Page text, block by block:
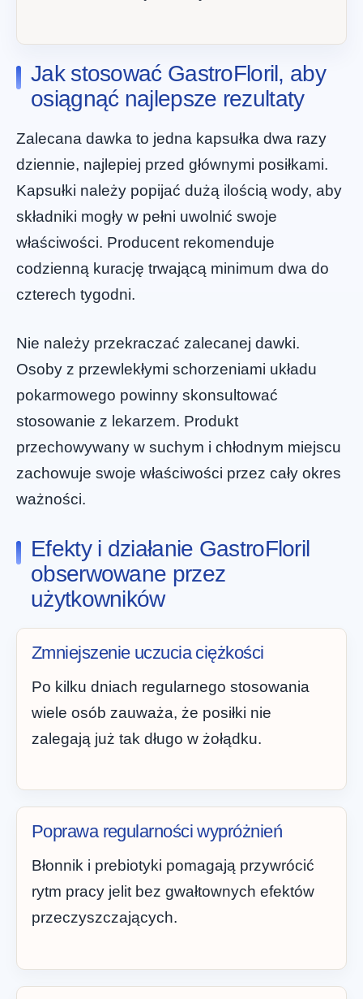
Jak stosować GastroFloril, aby
osiągnąć najlepsze rezultaty
Zalecana dawka to jedna kapsułka dwa razy
dziennie, najlepiej przed głównymi posiłkami.
Kapsułki należy popijać dużą ilością wody, aby
składniki mogły w pełni uwolnić swoje
właściwości. Producent rekomenduje
codzienną kurację trwającą minimum dwa do
czterech tygodni.
Nie należy przekraczać zalecanej dawki.
Osoby z przewlekłymi schorzeniami układu
pokarmowego powinny skonsultować
stosowanie z lekarzem. Produkt
przechowywany w suchym i chłodnym miejscu
zachowuje swoje właściwości przez cały okres
ważności.
Efekty i działanie GastroFloril
obserwowane przez
użytkowników
Zmniejszenie uczucia ciężkości
Po kilku dniach regularnego stosowania
wiele osób zauważa, że posiłki nie
zalegają już tak długo w żołądku.
Poprawa regularności wypróżnień
Błonnik i prebiotyki pomagają przywrócić
rytm pracy jelit bez gwałtownych efektów
przeczyszczających.